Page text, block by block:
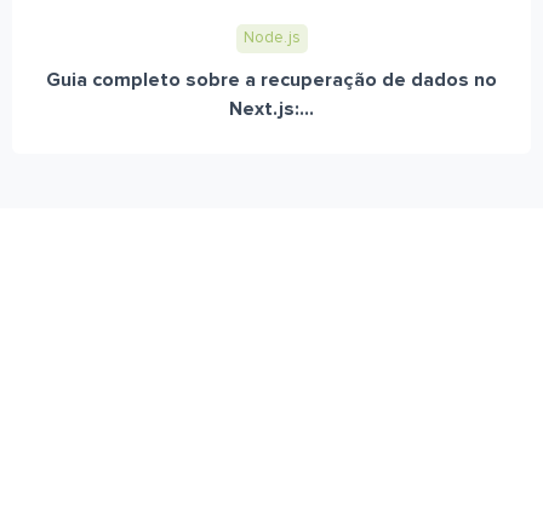
Node.js
Guia completo sobre a recuperação de dados no
Next.js:...